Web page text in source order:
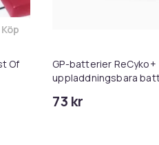
Of
Lägg till Modern Talking - The
Köp
GP-batterier ReCyko+
uppladdningsbara
73 kr